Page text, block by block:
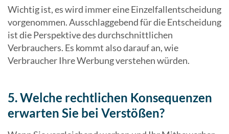
Wichtig ist, es wird immer eine Einzelfallentscheidung
vorgenommen. Ausschlaggebend für die Entscheidung
ist die Perspektive des durchschnittlichen
Verbrauchers. Es kommt also darauf an, wie
Verbraucher Ihre Werbung verstehen würden.
5. Welche rechtlichen Konsequenzen
erwarten Sie bei Verstößen?